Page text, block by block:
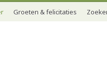
Groeten & felicitaties